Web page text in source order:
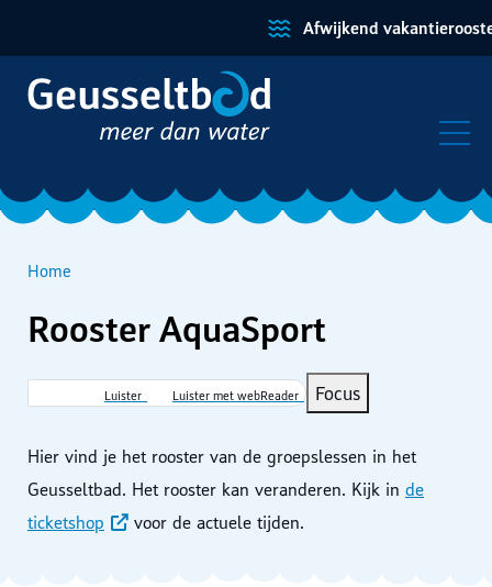
Afwijkend
Kruimelpad
Home
Rooster AquaSport
Luister Luister met webReader Focus
Hier vind je het rooster van de groepslessen in het
Geusseltbad. Het rooster kan veranderen. Kijk in de
ticketshop
voor de actuele tijden.